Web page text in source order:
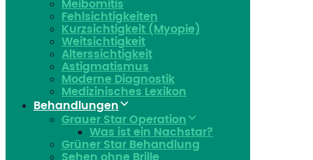
Meibomitis
Fehlsichtigkeiten
Kurzsichtigkeit (Myopie)
Weitsichtigkeit
Alterssichtigkeit
Astigmatismus
Moderne Diagnostik
Medizinisches Lexikon
Behandlungen
Grauer Star Operation
Was ist ein Nachstar?
Grüner Star Behandlung
Sehen ohne Brille